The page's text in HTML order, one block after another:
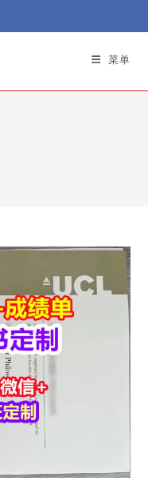
菜单